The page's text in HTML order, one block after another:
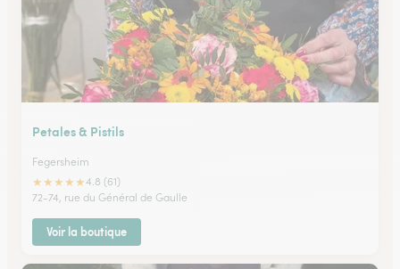
Petales & Pistils
Fegersheim
★★★★★4.8 (61)
72-74, rue du Général de Gaulle
Voir la boutique